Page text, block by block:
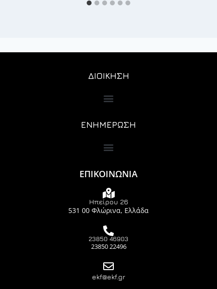
ΔΙΟΙΚΗΣΗ
ΕΝΗΜΕΡΩΣΗ
ΕΠΙΚΟΙΝΩΝΙΑ
Ηπείρου 26
531 00 Φλώρινα, Ελλάδα
23850 46903
23850 22496
ekf@ekf.gr